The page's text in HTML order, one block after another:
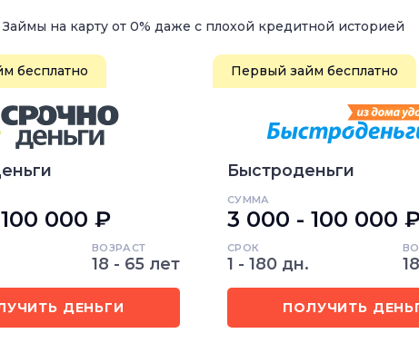
Займы на карту от 0% даже с плохой кредитной историей
бесплатно
000 ₽
ВОЗРАСТ
18 - 65 лет
ДЕНЬГИ
Первый займ бесплатно
Быстроденьги
СУММА
3 000 - 100 000
СРОК
1 - 180 дн.
ПОЛУЧИТЬ